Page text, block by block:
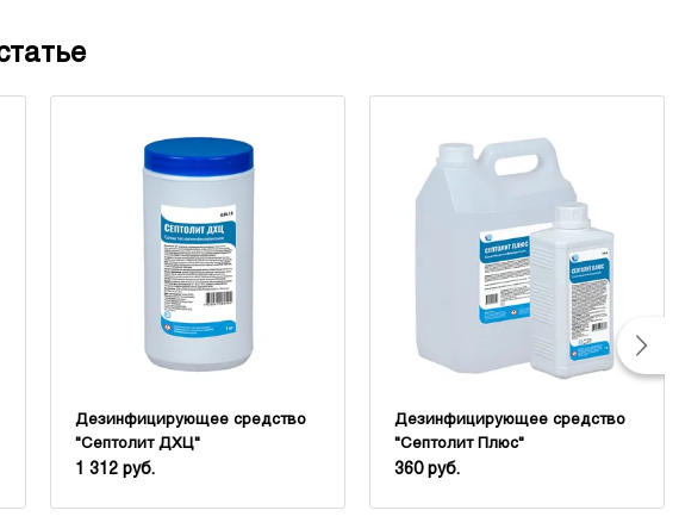
Дезинфицирующее средство
"Септолит ДХЦ"
1 312 руб.
Дезинфицирующее средство
"Септолит Плюс"
360 руб.